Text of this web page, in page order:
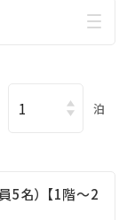
く）となってお
泊
5名） 【1階～2